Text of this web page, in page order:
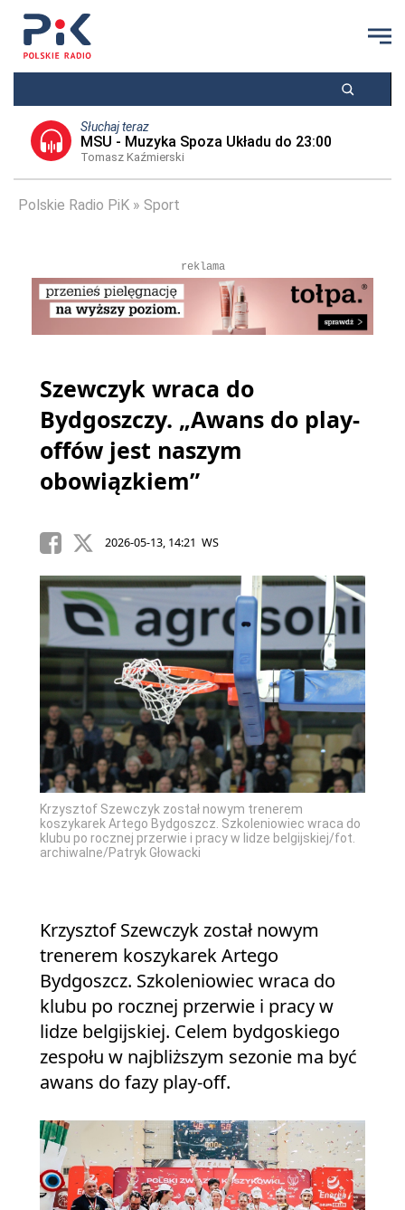
Słuchaj teraz
MSU - Muzyka Spoza Układu do 23:00
Tomasz Kaźmierski
Polskie Radio PiK Sport
reklama
Szewczyk wraca do
Bydgoszczy. „Awans do play-
offów jest naszym
obowiązkiem”
2026-05-13, 14:21 WS
Krzysztof Szewczyk został nowym trenerem
koszykarek Artego Bydgoszcz. Szkoleniowiec wraca do
klubu po rocznej przerwie i pracy w lidze belgijskiej/fot.
archiwalne/Patryk Głowacki
Krzysztof Szewczyk został nowym
trenerem koszykarek Artego
Bydgoszcz. Szkoleniowiec wraca do
klubu po rocznej przerwie i pracy w
lidze belgijskiej. Celem bydgoskiego
zespołu w najbliższym sezonie ma być
awans do fazy play-off.